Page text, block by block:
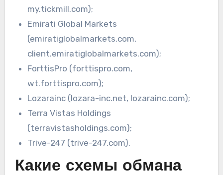
my.tickmill.com);
Emirati Global Markets
(emiratiglobalmarkets.com,
client.emiratiglobalmarkets.com);
ForttisPro (forttispro.com,
wt.forttispro.com);
Lozarainc (lozara-inc.net, lozarainc.com);
Terra Vistas Holdings
(terravistasholdings.com);
Trive-247 (trive-247.com).
Какие схемы обмана